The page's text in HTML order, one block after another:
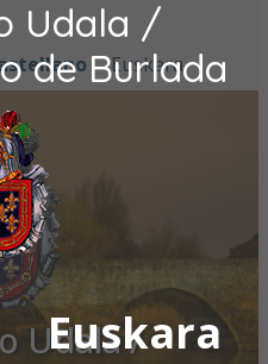
Udala /
de Burlada
Euskara
Euskara
Udala /